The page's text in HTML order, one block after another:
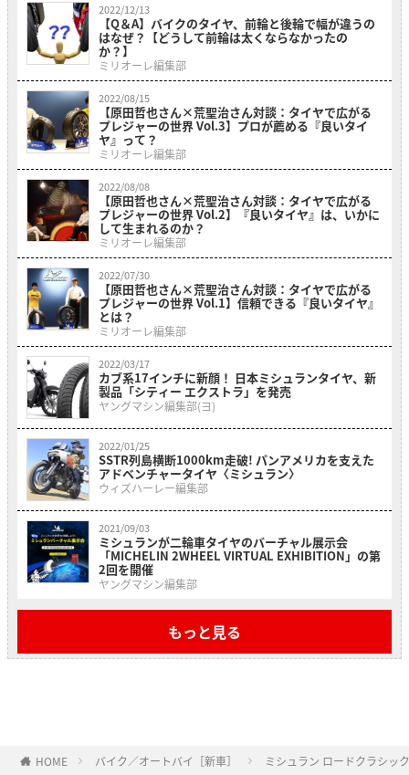
2022/12/13
【Q＆A】バイクのタイヤ、前輪と後輪で幅が違うの
はなぜ？【どうして前輪は太くならなかったの
か？】
ミリオーレ編集部
2022/08/15
【原田哲也さん×荒聖治さん対談：タイヤで広がる
プレジャーの世界 Vol.3】プロが薦める『良いタイ
ヤ』って？
ミリオーレ編集部
2022/08/08
【原田哲也さん×荒聖治さん対談：タイヤで広がる
プレジャーの世界 Vol.2】『良いタイヤ』は、いかに
して生まれるのか？
ミリオーレ編集部
2022/07/30
【原田哲也さん×荒聖治さん対談：タイヤで広がる
プレジャーの世界 Vol.1】信頼できる『良いタイヤ』
とは？
ミリオーレ編集部
2022/03/17
カブ系17インチに新顔！ 日本ミシュランタイヤ、新
製品「シティー エクストラ」を発売
ヤングマシン編集部(ヨ)
2022/01/25
SSTR列島横断1000km走破! パンアメリカを支えた
アドベンチャータイヤ〈ミシュラン〉
ウィズハーレー編集部
2021/09/03
ミシュランが二輪車タイヤのバーチャル展示会
「MICHELIN 2WHEEL VIRTUAL EXHIBITION」の第
2回を開催
ヤングマシン編集部
もっと見る
HOME バイク／オートバイ［新車］ ミシュラン ロードクラシッ